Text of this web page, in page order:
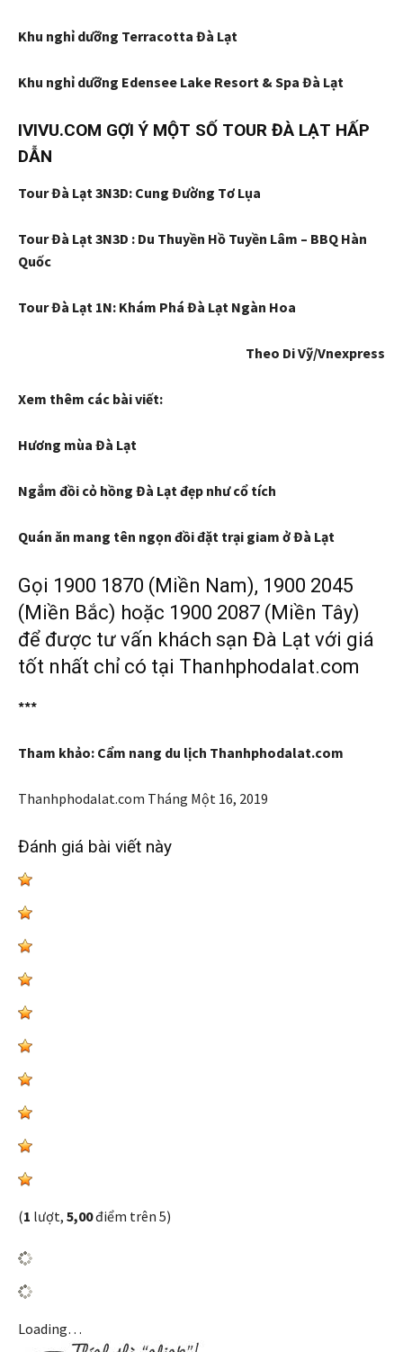
Khu nghỉ dưỡng Terracotta Đà Lạt
Khu nghỉ dưỡng Edensee Lake Resort & Spa Đà Lạt
IVIVU.COM GỢI Ý MỘT SỐ TOUR ĐÀ LẠT HẤP
DẪN
Tour Đà Lạt 3N3D: Cung Đường Tơ Lụa
Tour Đà Lạt 3N3D : Du Thuyền Hồ Tuyền Lâm – BBQ Hàn
Quốc
Tour Đà Lạt 1N: Khám Phá Đà Lạt Ngàn Hoa
Theo Di Vỹ/Vnexpress
Xem thêm các bài viết:
Hương mùa Đà Lạt
Ngắm đồi cỏ hồng Đà Lạt đẹp như cổ tích
Quán ăn mang tên ngọn đồi đặt trại giam ở Đà Lạt
Gọi 1900 1870 (Miền Nam), 1900 2045
(Miền Bắc) hoặc 1900 2087 (Miền Tây)
để được tư vấn khách sạn Đà Lạt với giá
tốt nhất chỉ có tại Thanhphodalat.com
***
Tham khảo: Cẩm nang du lịch Thanhphodalat.com
Thanhphodalat.com Tháng Một 16, 2019
Đánh giá bài viết này
(1 lượt, 5,00điểm trên 5)
Loading…